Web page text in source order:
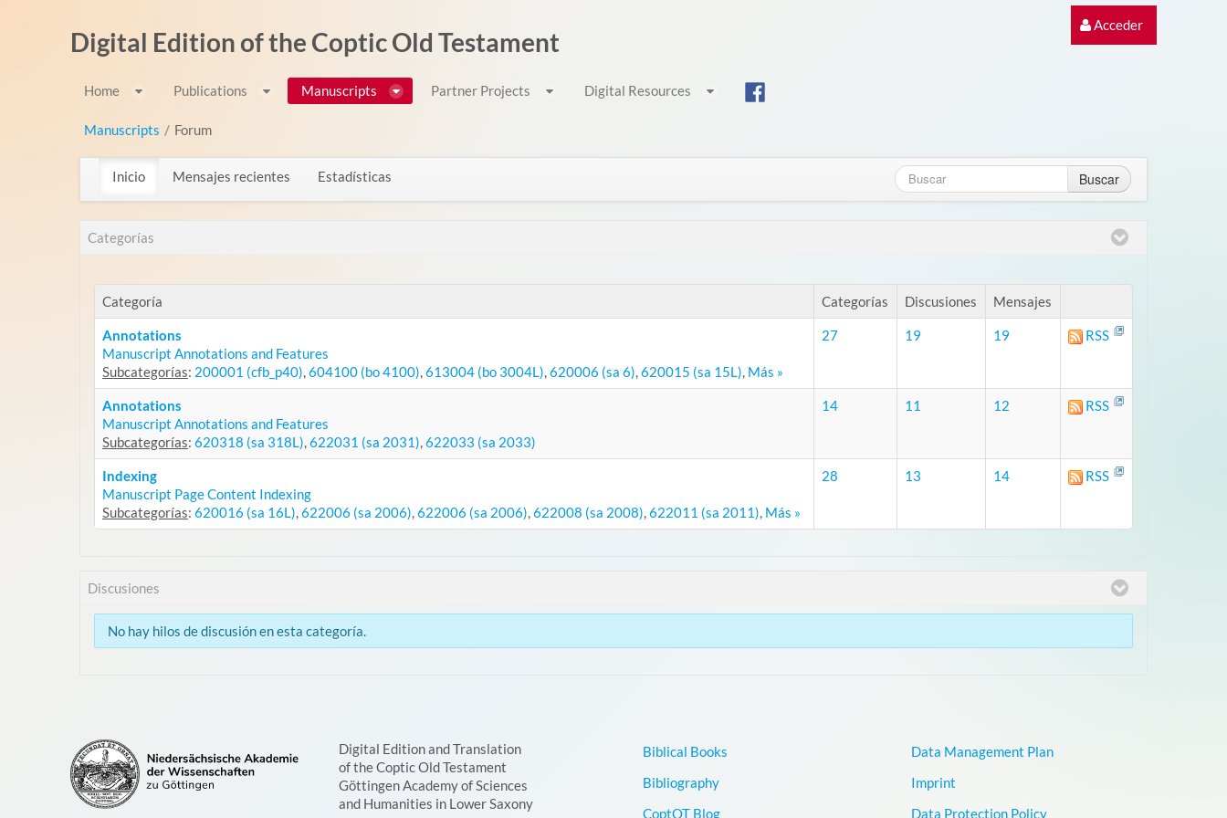
Acceder
Digital Edition of the Coptic Old Testament
Home Publications Manuscripts Partner Projects Digital Resources
Manuscripts / Forum
Inicio Mensajes recientes Estadísticas Buscar
Categorías
Categoría Categorías Discusiones Mensajes
Annotations
Manuscript Annotations and Features
Subcategorías: 200001 (cfb_p40),604100 (bo 4100),613004 (bo 3004L),620006 (sa 6),620015 (sa 15L), Más »
27 19 19 RSS
Annotations
Manuscript Annotations and Features
Subcategorías: 620318 (sa 318L),622031 (sa 2031),622033 (sa 2033)
14 11 12 RSS
Indexing
Manuscript Page Content Indexing
Subcategorías: 620016 (sa 16L),622006 (sa 2006),622006 (sa 2006),622008 (sa 2008),622011 (sa 2011), Más »
28 13 14 RSS
Discusiones
No hay hilos de discusión en esta categoría.
Digital Edition and Translation
of the Coptic Old Testament
Göttingen Academy of Sciences
and Humanities in Lower Saxony
Biblical Books
Bibliography
CoptOT Blog
Data Management Plan
Imprint
Data Protection Policy